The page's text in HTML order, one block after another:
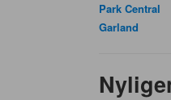
Park Central
Garland